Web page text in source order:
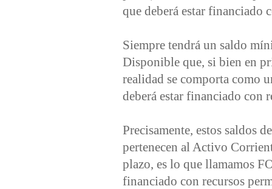
que deberá estar financiado
Siempre tendrá un saldo
Disponible que, si bien en
realidad se comporta como
deberá estar financiado con
Precisamente, estos saldos
pertenecen al Activo
plazo, es lo que llamamos
financiado con recursos